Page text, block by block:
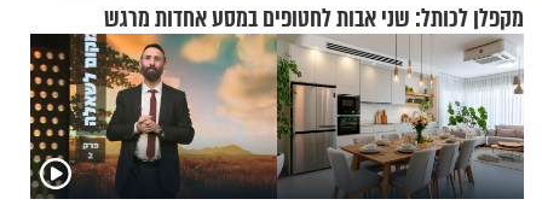
מקפלן לכותל: שני אבות לחטופים במסע אחדות מרגש